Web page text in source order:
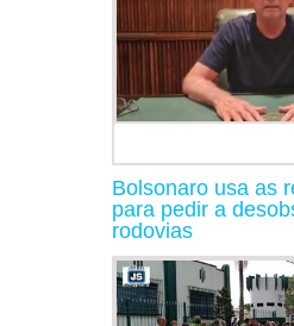
Bolsonaro usa as
para pedir a
rodovias